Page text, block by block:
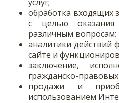
обработка входящих
с целью оказания
различным вопросам;
аналитики действий
сайте и
заключение,
гражданско-
продажи и
использованием